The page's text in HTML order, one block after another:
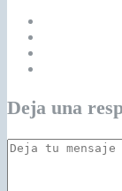
Deja una